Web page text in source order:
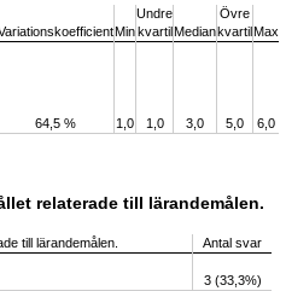
Min
Undre
kvartil Median
Övre
kvartil Max
64,5 % 1,0 1,0 3,0 5,0 6,0
relaterade till lärandemålen.
till lärandemålen.
Antal svar
3 (33,3%)